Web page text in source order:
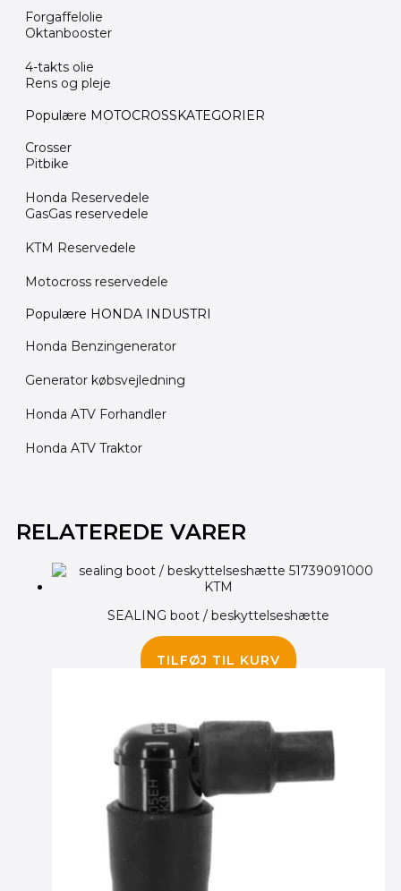
Forgaffelolie
Oktanbooster
4-takts olie
Rens og pleje
Populære MOTOCROSSKATEGORIER
Crosser
Pitbike
Honda Reservedele
GasGas reservedele
KTM Reservedele
Motocross reservedele
Populære HONDA INDUSTRI
Honda Benzingenerator
Generator købsvejledning
Honda ATV Forhandler
Honda ATV Traktor
RELATEREDE VARER
SEALING boot / beskyttelseshætte
TILFØJ TIL KURV